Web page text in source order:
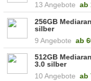
13 Angebote ab
256GB
silber
9 Angebote ab
512GB
3.0 silber
10 Angebote ab